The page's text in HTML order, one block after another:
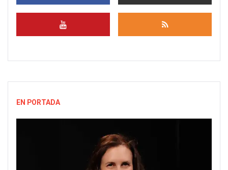
EN PORTADA